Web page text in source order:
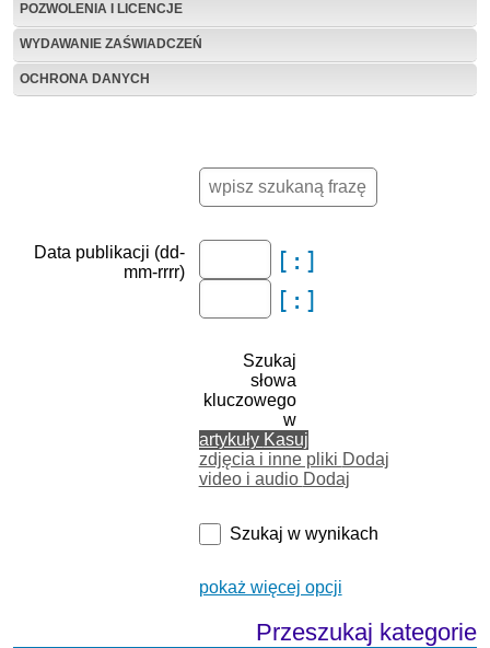
POZWOLENIA I LICENCJE
WYDAWANIE ZAŚWIADCZEŃ
OCHRONA DANYCH
Data publikacji (dd-
mm-rrrr)
Szukaj
słowa
kluczowego
w
artykuły Kasuj
zdjęcia i inne pliki Dodaj
video i audio Dodaj
Szukaj w wynikach
pokaż więcej opcji
Przeszukaj kategorie